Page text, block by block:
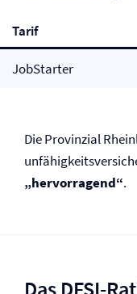
Tarif
JobStarter
Die Provinzial
„hervorragend“.